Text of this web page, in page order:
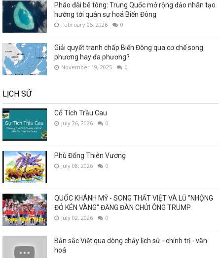
Pháo đài bê tông: Trung Quốc mở rộng đảo nhân tạo
hướng tới quân sự hoá Biển Đông
February 05, 2026 0
Giải quyết tranh chấp Biển Đông qua cơ chế song
phương hay đa phương?
November 19, 2025 0
LỊCH SỬ
Cổ Tích Trầu Cau
July 26, 2026 0
Phù Đổng Thiên Vương
July 08, 2026 0
QUỐC KHÁNH MỸ - SONG THẤT VIỆT VÀ LŨ "NHỘNG
ĐỎ KÉN VÀNG" ĐĂNG ĐÀN CHỬI ÔNG TRUMP
July 02, 2026 0
Bản sắc Việt qua dòng chảy lịch sử - chính trị - văn
hoá